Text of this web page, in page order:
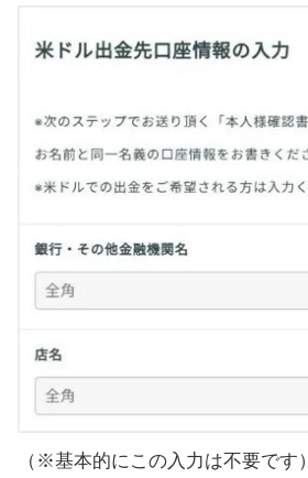
（※基本的にこの入力は不要です）